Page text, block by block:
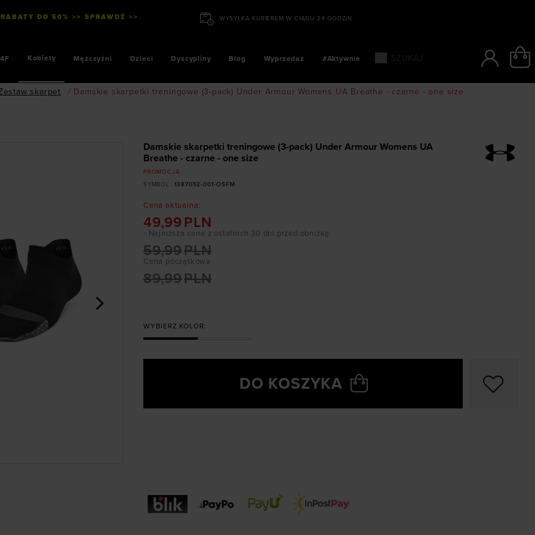
DO 50% >> SPRAWDŹ >>
4F Kobiety Mężczyźni Dzieci Dyscypliny Blog Wyprzedaż #Aktywnie
skarpet / Damskie skarpetki treningowe (3-pack) Under Armour Womens UA Breathe - czarne - one size
Damskie skarpetki treningowe (3-pack) Under Armour Womens UA
Breathe - czarne - one size
PROMOCJA
SYMBOL
1387052-001-OSFM
Cena aktualna:
49,99 PLN
Cena początkowa
89,99PLN
59,99PLN
- Najniższa cena z ostatnich 30 dni przed obniżką:
WYBIERZ KOLOR:
DO KOSZYKA